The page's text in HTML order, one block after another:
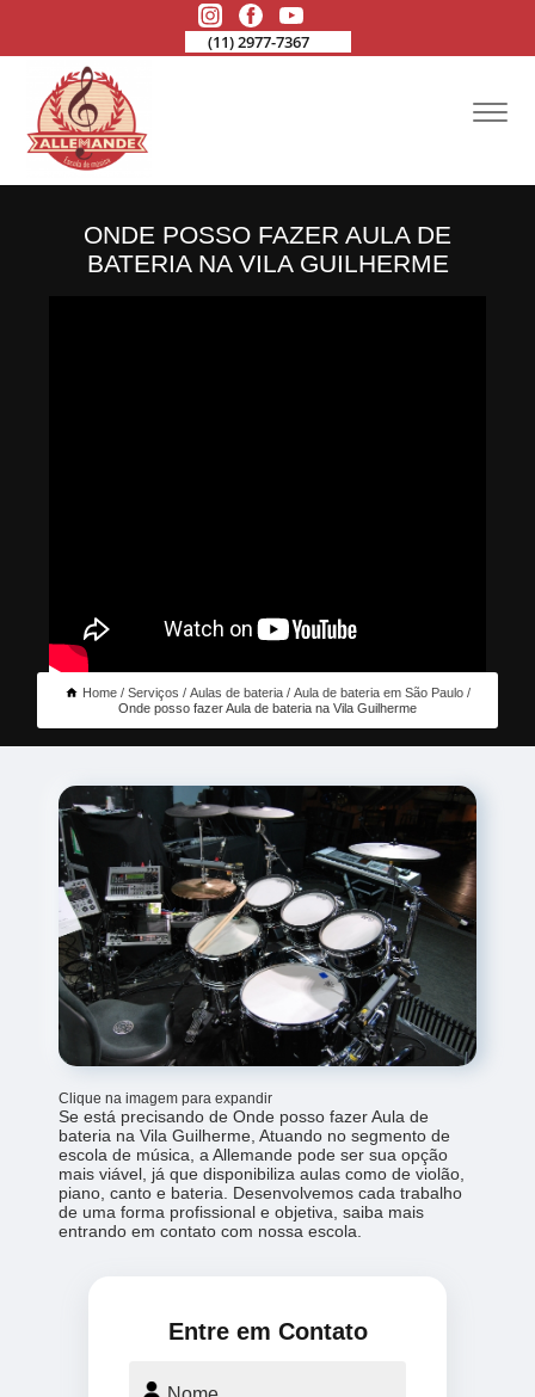
(11) 2977-7367
ONDE POSSO FAZER AULA DE
BATERIA NA VILA GUILHERME
Home Serviços Aulas de bateria
Aula de bateria em São Paulo
Onde posso fazer Aula de bateria na Vila Guilherme
Clique na imagem para expandir
Se está precisando de Onde posso fazer Aula de
bateria na Vila Guilherme, Atuando no segmento de
escola de música, a Allemande pode ser sua opção
mais viável, já que disponibiliza aulas como de violão,
piano, canto e bateria. Desenvolvemos cada trabalho
de uma forma profissional e objetiva, saiba mais
entrando em contato com nossa escola.
Entre em Contato